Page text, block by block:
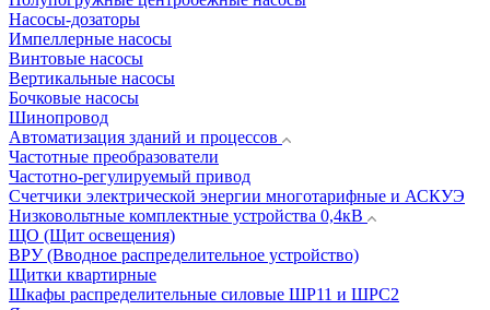
Насосы-дозаторы
Импеллерные насосы
Винтовые насосы
Вертикальные насосы
Бочковые насосы
Шинопровод
Автоматизация зданий и процессов
Частотные преобразователи
Частотно-регулируемый привод
Счетчики электрической энергии многотарифные и АСКУЭ
Низковольтные комплектные устройства 0,4кВ
ЩО (Щит освещения)
ВРУ (Вводное распределительное устройство)
Щитки квартирные
Шкафы распределительные силовые ШР11 и ШРС2